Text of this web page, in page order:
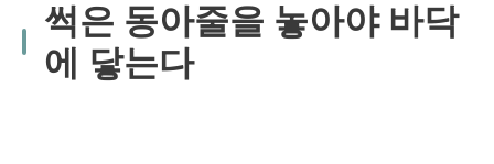
썩은 동아줄을 놓아야 바닥
에 닿는다